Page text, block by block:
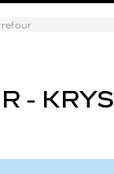
- KRYS